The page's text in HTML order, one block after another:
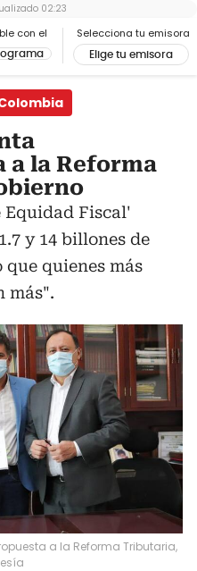
con el Selecciona tu emisora
Elige tu emisora
02:23
a la Reforma
Equidad Fiscal'
y 14 billones de
que quienes más
más".
a la Reforma Tributaria,